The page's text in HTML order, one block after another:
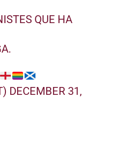
QUE HA
DECEMBER 31,